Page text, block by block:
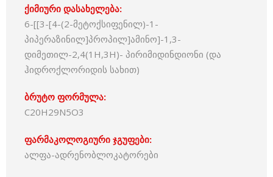
ქიმიური დასახელება:
6-[[3-[4-(2-მეტოქსიფენილ)-1-
პიპერაზინილ]პროპილ]ამინო]-1,3-
დიმეთილ-2,4(1H,3H)- პირიმიდინდიონი (და
ჰიდროქლორიდის სახით)
ბრუტო ფორმულა:
C20H29N5O3
ფარმაკოლოგიური ჯგუფები:
ალფა-ადრენობლოკატორები